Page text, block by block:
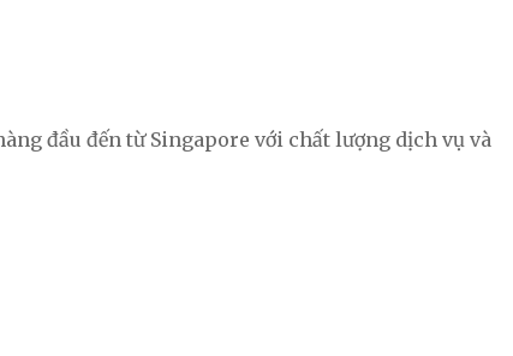
đầu đến từ Singapore với chất lượng dịch vụ và